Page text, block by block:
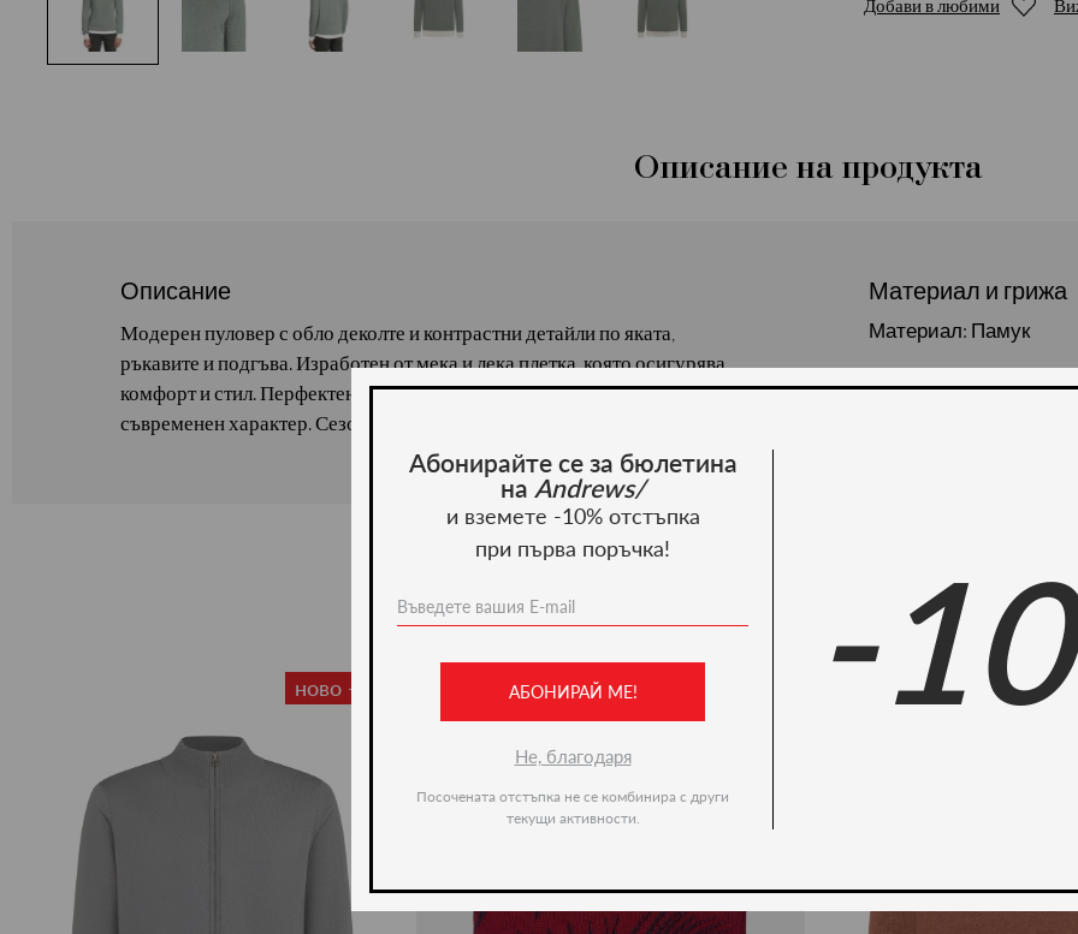
Добави в любими
Описание на продукта
Описание
Модерен пуловер с обло деколте и контрастни детайли по яката,
ръкавите и подгъва. Изработен от мека и лека плетка, която осигурява
комфорт и стил. Перфектен избор за ежедневна визия с елегантен и
съвременен характер. Сезон: есен/зима. Състав: 50% памук, 50% акрил.
Материал и грижа
Материал: Памук
Ние препоръчваме
ново -35%
Абонирайте се за бюлетина
на Andrews/
и вземете -10% отстъпка
при първа поръчка!
АБОНИРАЙ МЕ!
Не, благодаря
Посочената отстъпка не се комбинира с други
текущи активности.
-